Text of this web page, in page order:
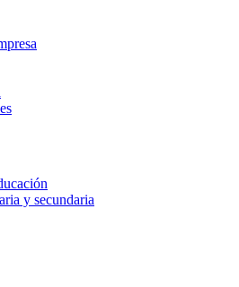
y secundaria